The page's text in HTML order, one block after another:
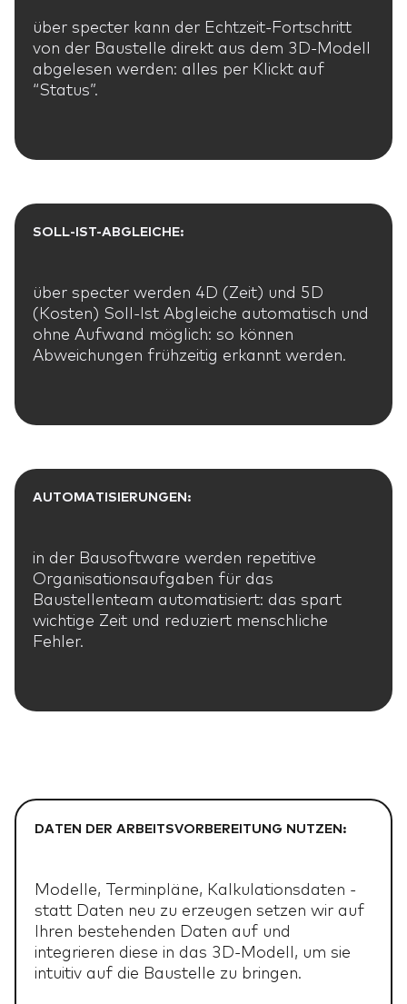
über specter kann der Echtzeit-Fortschritt
von der Baustelle direkt aus dem 3D-Modell
abgelesen werden: alles per Klickt auf
“Status”.
SOLL-IST-ABGLEICHE:
über specter werden 4D (Zeit) und 5D
(Kosten) Soll-Ist Abgleiche automatisch und
ohne Aufwand möglich: so können
Abweichungen frühzeitig erkannt werden.
AUTOMATISIERUNGEN:
in der Bausoftware werden repetitive
Organisationsaufgaben für das
Baustellenteam automatisiert: das spart
wichtige Zeit und reduziert menschliche
Fehler.
DATEN DER ARBEITSVORBEREITUNG NUTZEN:
Modelle, Terminpläne, Kalkulationsdaten -
statt Daten neu zu erzeugen setzen wir auf
Ihren bestehenden Daten auf und
integrieren diese in das 3D-Modell, um sie
intuitiv auf die Baustelle zu bringen.